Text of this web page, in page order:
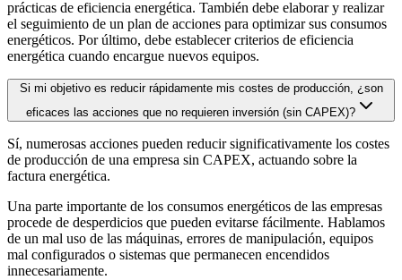
prácticas de eficiencia energética. También debe elaborar y realizar
el seguimiento de un plan de acciones para optimizar sus consumos
energéticos. Por último, debe establecer criterios de eficiencia
energética cuando encargue nuevos equipos.
Si mi objetivo es reducir rápidamente mis costes de producción, ¿son
eficaces las acciones que no requieren inversión (sin CAPEX)?
Sí, numerosas acciones pueden reducir significativamente los costes
de producción de una empresa sin CAPEX, actuando sobre la
factura energética.
Una parte importante de los consumos energéticos de las empresas
procede de desperdicios que pueden evitarse fácilmente. Hablamos
de un mal uso de las máquinas, errores de manipulación, equipos
mal configurados o sistemas que permanecen encendidos
innecesariamente.